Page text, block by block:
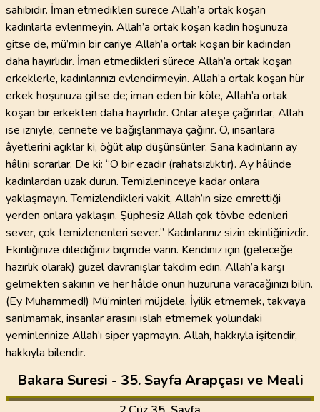
sahibidir. İman etmedikleri sürece Allah’a ortak koşan
kadınlarla evlenmeyin. Allah’a ortak koşan kadın hoşunuza
gitse de, mü’min bir cariye Allah’a ortak koşan bir kadından
daha hayırlıdır. İman etmedikleri sürece Allah’a ortak koşan
erkeklerle, kadınlarınızı evlendirmeyin. Allah’a ortak koşan hür
erkek hoşunuza gitse de; iman eden bir köle, Allah’a ortak
koşan bir erkekten daha hayırlıdır. Onlar ateşe çağırırlar, Allah
ise izniyle, cennete ve bağışlanmaya çağırır. O, insanlara
âyetlerini açıklar ki, öğüt alıp düşünsünler. Sana kadınların ay
hâlini sorarlar. De ki: “O bir ezadır (rahatsızlıktır). Ay hâlinde
kadınlardan uzak durun. Temizleninceye kadar onlara
yaklaşmayın. Temizlendikleri vakit, Allah’ın size emrettiği
yerden onlara yaklaşın. Şüphesiz Allah çok tövbe edenleri
sever, çok temizlenenleri sever.” Kadınlarınız sizin ekinliğinizdir.
Ekinliğinize dilediğiniz biçimde varın. Kendiniz için (geleceğe
hazırlık olarak) güzel davranışlar takdim edin. Allah’a karşı
gelmekten sakının ve her hâlde onun huzuruna varacağınızı bilin.
(Ey Muhammed!) Mü’minleri müjdele. İyilik etmemek, takvaya
sarılmamak, insanlar arasını ıslah etmemek yolundaki
yeminlerinize Allah’ı siper yapmayın. Allah, hakkıyla işitendir,
hakkıyla bilendir.
Bakara Suresi - 35. Sayfa Arapçası ve Meali